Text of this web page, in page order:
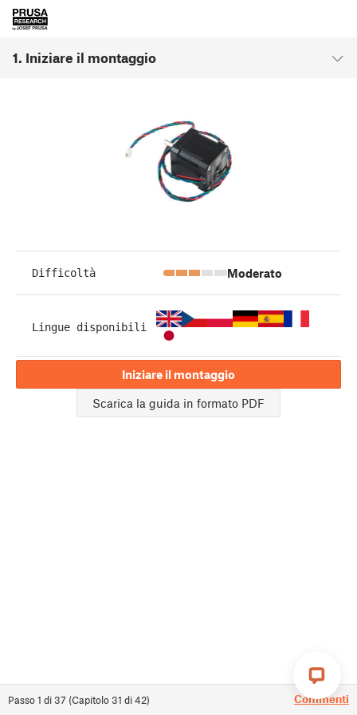
1. Iniziare il montaggio
Passo1 di37 (Capitolo31 di42) Commenti
Difficoltà Moderato
Lingue disponibili
Iniziare il montaggio
Scarica la guida in formato PDF